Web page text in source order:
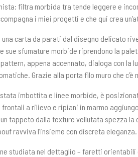
filtra morbida tra tende leggere e
i miei progetti e che qui crea
carta da parati dal disegno delicato
sue sfumature morbide riprendono la
appena accennato, dialoga con la
Grazie alla porta filo muro che
imbottita e linee morbide, è
frontali a rilievo e ripiani in marmo
tappeto dalla texture vellutata spezza
ravviva l’insieme con discreta eleganza.
studiata nel dettaglio – faretti